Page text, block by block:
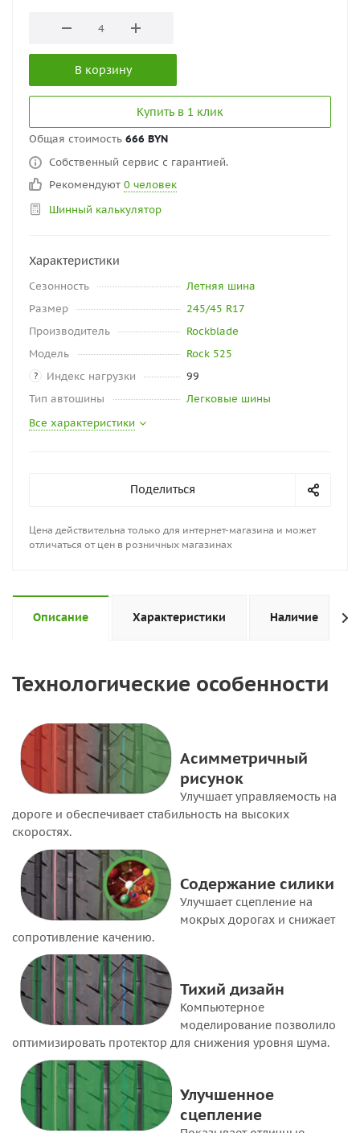
В корзину
Купить в 1 клик
Общая стоимость 666 BYN
Собственный сервис с гарантией.
Рекомендуют 0 человек
Шинный калькулятор
Характеристики
Сезонность
Летняя шина
Размер
245/45 R17
Производитель
Rockblade
Модель
Rock 525
? Индекс нагрузки
99
Тип автошины
Легковые шины
Все характеристики
Поделиться
Цена действительна только для интернет-магазина и может
отличаться от цен в розничных магазинах
Описание Характеристики Наличие
Технологические особенности
Асимметричный
рисунок
Улучшает управляемость на
дороге и обеспечивает стабильность на высоких
скоростях.
Содержание силики
Улучшает сцепление на
мокрых дорогах и снижает
сопротивление качению.
Тихий дизайн
Компьютерное
моделирование позволило
оптимизировать протектор для снижения уровня шума.
Улучшенное
сцепление